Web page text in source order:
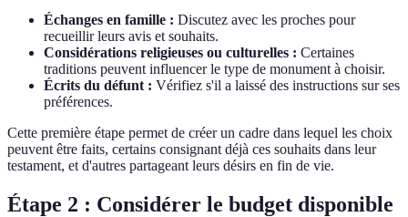
Échanges en famille : Discutez avec les proches pour
recueillir leurs avis et souhaits.
Considérations religieuses ou culturelles : Certaines
traditions peuvent influencer le type de monument à choisir.
Écrits du défunt : Vérifiez s'il a laissé des instructions sur ses
préférences.
Cette première étape permet de créer un cadre dans lequel les choix
peuvent être faits, certains consignant déjà ces souhaits dans leur
testament, et d'autres partageant leurs désirs en fin de vie.
Étape 2 : Considérer le budget disponible